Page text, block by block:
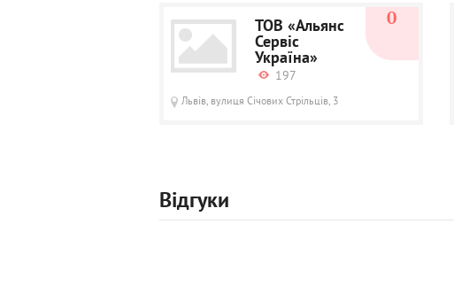
ТОВ «Альянс
Сервіс
Україна»
197
Львів, вулиця Січових Стрільців, 3
0
Відгуки